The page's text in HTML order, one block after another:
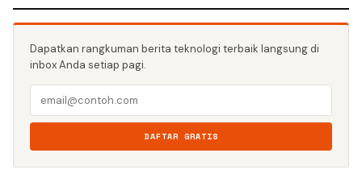
Dapatkan rangkuman berita teknologi terbaik langsung di
inbox Anda setiap pagi.
DAFTAR GRATIS